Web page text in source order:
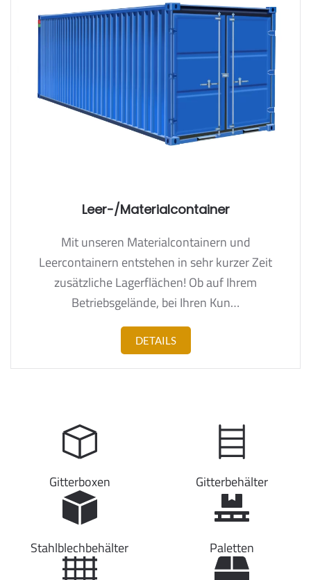
Leer-/Materialcontainer
Mit unseren Materialcontainern und
Leercontainern entstehen in sehr kurzer Zeit
zusätzliche Lagerflächen! Ob auf Ihrem
Betriebsgelände, bei Ihren Kun…
DETAILS
Gitterboxen Gitterbehälter
Stahlblechbehälter Paletten